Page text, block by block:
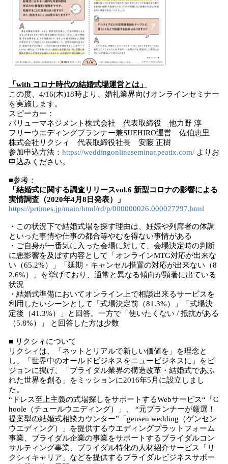
「with コロナ時代の結婚式場運営とは」
この度、4/16(木)18時より、婚礼業界向けオンラインセミナー
を実施します。
スピーカー：
バリューマネジメント株式会社 代表取締役 他力野 淳
フリーウエディングプランナー兼SUEHIRO運営 佐伯恵里
株式会社リクシィ 代表取締役社長 安藤 正樹
参加申込方法： https://weddingonlineseminar.peatix.com/ よりお
申込みください。
■参考：
「結婚式に関する調査リリースvol.6 新型コロナの影響による
実情調査（2020年4月8日発表）」
https://prtimes.jp/main/html/rd/p/000000026.000027297.html
・この状況下で結婚式場を探す理由は、妊娠や列席者の体調
といった事情や仕事の都合等やむを得ない事情がある
・ご自身が一番気に入った会場に対して、会場決定時の判断
に悪影響を及ぼす内容として「オンラインMTG対応が出来な
い（65.2%）」「延期・キャンセル措置の対応が出来ない（8
2.6%）」を挙げており、通常と異なる傾向が顕著に出ている
状況
・結婚式準備においてオンライン上で相談出来るサービスを
利用したいシーンとして「式場決定前（81.3%）」「式場決
定後（41.3%）」と回答。一方で「使いたくない / 抵抗がある
（5.8%）」 と回答した方は少数
■ リクシィについて
リクシィは、「ネットとリアルで新しい価値を」を理念と
し、「世界中のオールドビジネスをニュービジネスに」をビ
ジョンに掲げ、「ブライダル業界の構造改革・結婚式であふ
れた世界を創る」をミッションに2016年5月に設立しまし
た。
“ドレス至上主義の式場探しをサポートするWebサービス“「C
hoole（チュールウエディング）」、 “元プランナーが厳選！
提案型の結婚式相談カウンター”「gensen wedding（ゲンセン
ウエディング）」を提供するウエディングプラットフォーム
事業、ブライダル企業の事業をサポートするブライダルコン
サルティング事業、ブライダル特化の人材紹介サービス「リ
クシィキャリア」などを提供するブライダルビジネスサポー